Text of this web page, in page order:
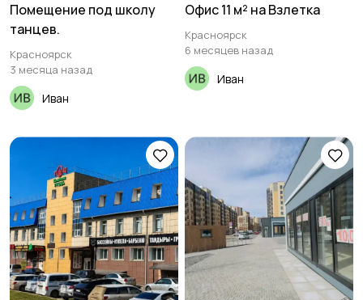
Помещение под школу
танцев.
Красноярск
3 месяца назад
Иван
Офис 11 м² на Взлетка
Красноярск
6 месяцев назад
Иван